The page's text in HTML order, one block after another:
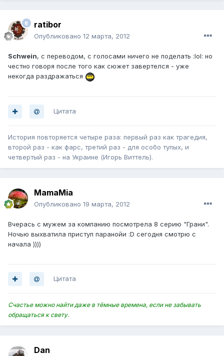
ratibor
Опубликовано 12 марта, 2012
Schwein, с переводом, с голосами ничего не поделать :lol: но
честно говоря после того как сюжет завертелся - уже
некогда раздражаться
Цитата
История повторяется четыре раза: первый раз как трагедия,
второй раз - как фарс, третий раз - для особо тупых, и
четвертый раз - на Украине (Игорь Виттель).
MamaMia
Опубликовано 19 марта, 2012
Вчерась с мужем за компанию посмотрела 8 серию "Грани".
Ночью выхватила приступ паранойи :D сегодня смотрю с
начала ))))
Цитата
Счастье можно найти даже в тёмные времена, если не забывать
обращаться к свету.
Dan